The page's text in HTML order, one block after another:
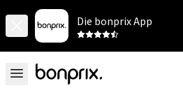
Die bonprix App